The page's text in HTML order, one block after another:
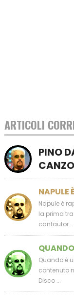
ARTICOLI
PINO
NAPULE È
Napule è
la prima
cantautor...
QUANDO
Quando è
contenuto
Disco ...